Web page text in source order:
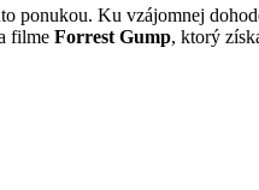
ponukou. Ku vzájomnej
filme Forrest Gump, ktorý